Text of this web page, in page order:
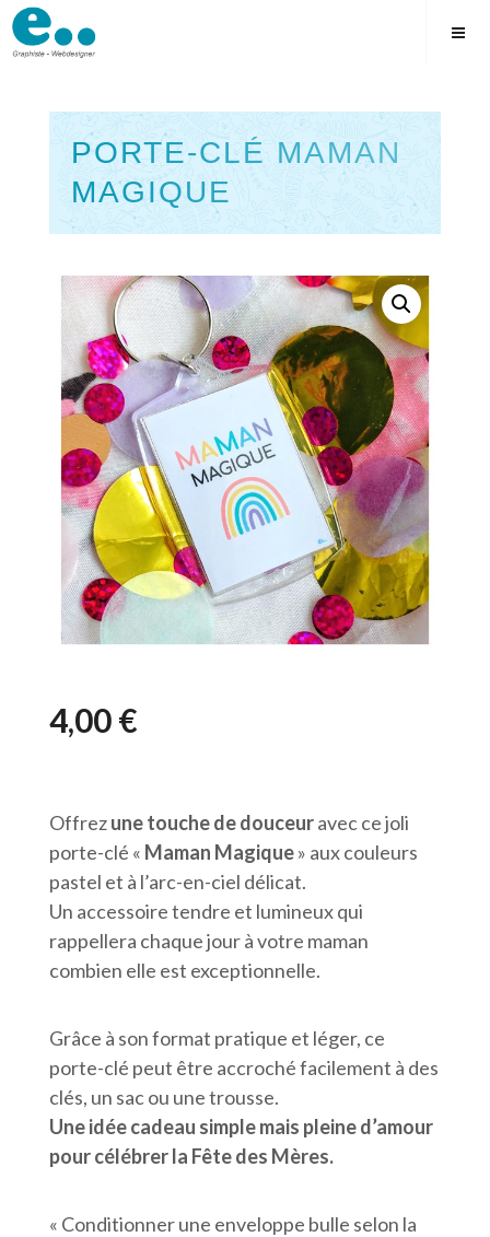
Skip
to
PORTE-CLÉ MAMAN
MAGIQUE
Square
4,00€
Offrezune touche de douceuravec ce joli
porte-clé « Maman Magique» aux couleurs
pastel et à l’arc-en-ciel délicat.
Un accessoire tendre et lumineux qui
rappellera chaque jour à votre maman
combien elle est exceptionnelle.
Grâce à son format pratique et léger, ce
porte-clé peut être accroché facilement à des
clés, un sac ou une trousse.
Une idée cadeau simple mais pleine d’amour
pour célébrer la Fête des Mères.
« Conditionner une enveloppe bulle selon la